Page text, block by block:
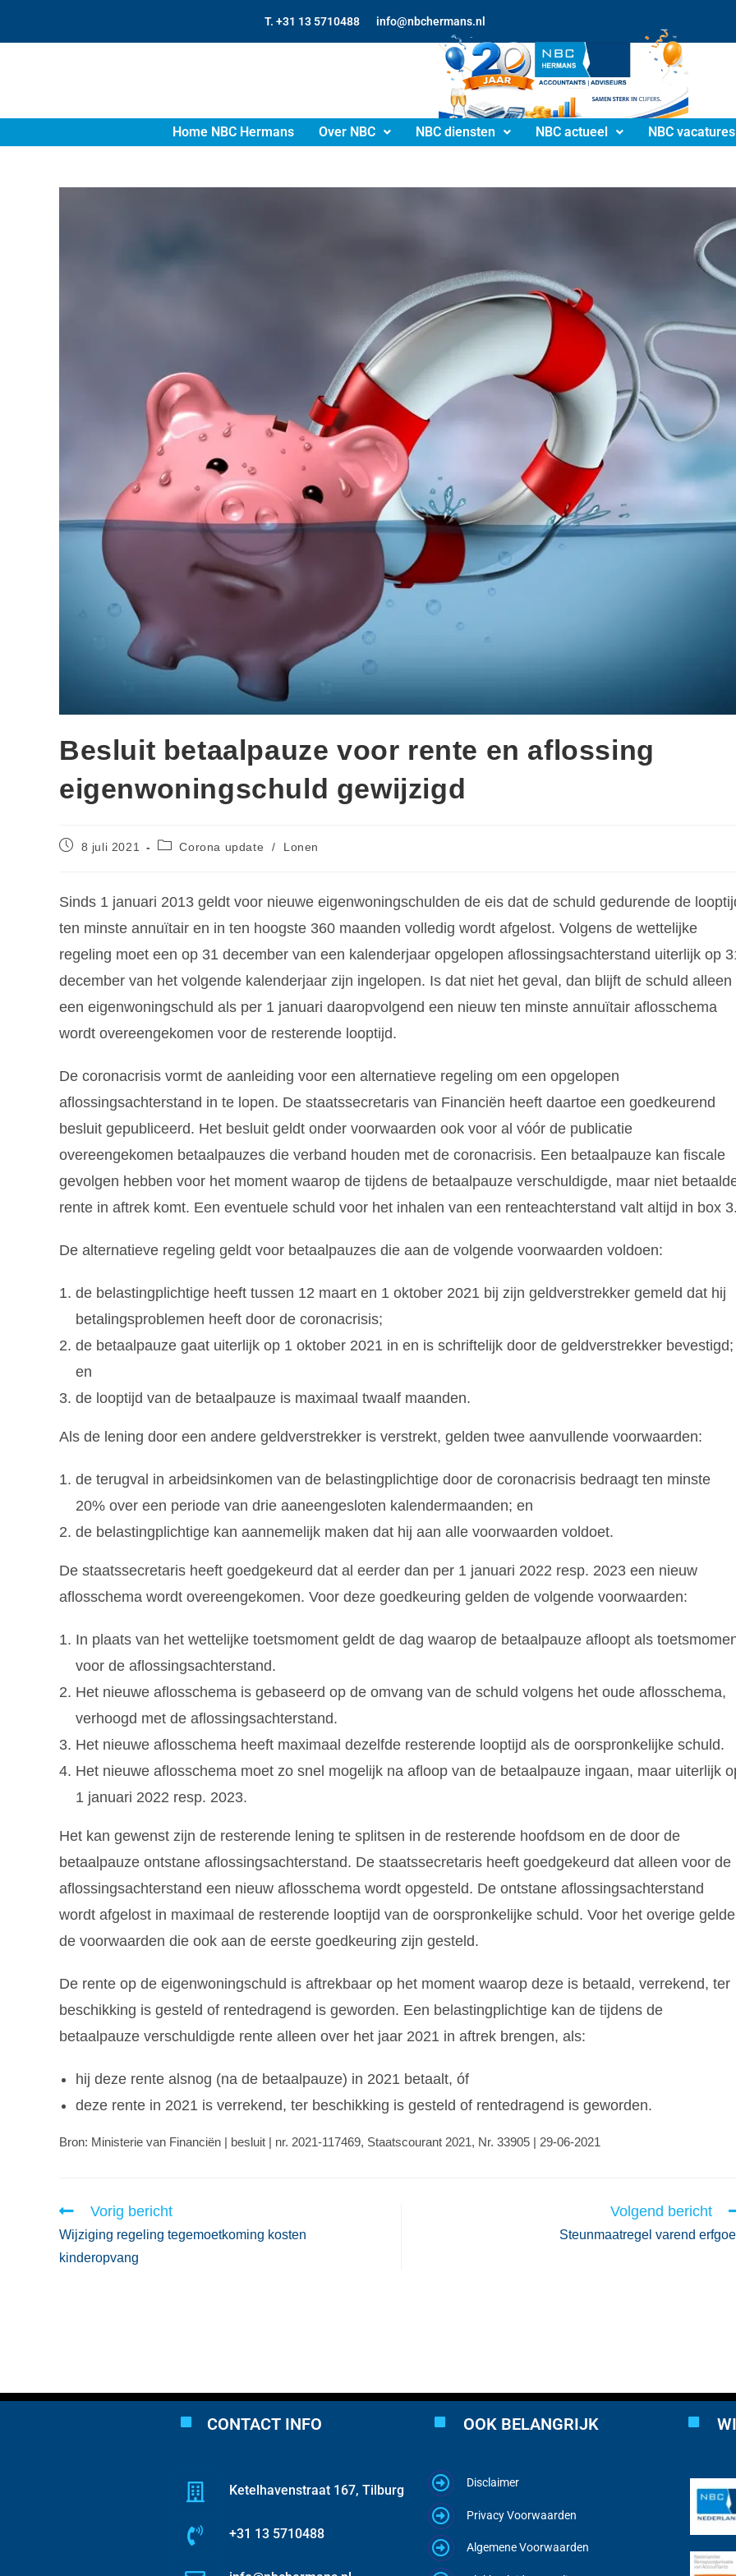
T. +31 13 5710488 info@nbchermans.nl
Home NBC Hermans Over NBC NBC diensten NBC actueel NBC vacatures
Besluit betaalpauze voor rente en aflossing
eigenwoningschuld gewijzigd
8 juli 2021 Corona update / Lonen
Sinds 1 januari 2013 geldt voor nieuwe eigenwoningschulden de eis dat de schuld gedurende de
ten minste annuïtair en in ten hoogste 360 maanden volledig wordt afgelost. Volgens de wettelijke
regeling moet een op 31 december van een kalenderjaar opgelopen aflossingsachterstand uiterlijk op
december van het volgende kalenderjaar zijn ingelopen. Is dat niet het geval, dan blijft de schuld alleen
een eigenwoningschuld als per 1 januari daaropvolgend een nieuw ten minste annuïtair aflosschema
wordt overeengekomen voor de resterende looptijd.
De coronacrisis vormt de aanleiding voor een alternatieve regeling om een opgelopen
aflossingsachterstand in te lopen. De staatssecretaris van Financiën heeft daartoe een goedkeurend
besluit gepubliceerd. Het besluit geldt onder voorwaarden ook voor al vóór de publicatie
overeengekomen betaalpauzes die verband houden met de coronacrisis. Een betaalpauze kan fiscale
gevolgen hebben voor het moment waarop de tijdens de betaalpauze verschuldigde, maar niet
rente in aftrek komt. Een eventuele schuld voor het inhalen van een renteachterstand valt altijd in box
De alternatieve regeling geldt voor betaalpauzes die aan de volgende voorwaarden voldoen:
de belastingplichtige heeft tussen 12 maart en 1 oktober 2021 bij zijn geldverstrekker gemeld dat hij
betalingsproblemen heeft door de coronacrisis;
de betaalpauze gaat uiterlijk op 1 oktober 2021 in en is schriftelijk door de geldverstrekker bevestigd;
en
de looptijd van de betaalpauze is maximaal twaalf maanden.
Als de lening door een andere geldverstrekker is verstrekt, gelden twee aanvullende voorwaarden:
de terugval in arbeidsinkomen van de belastingplichtige door de coronacrisis bedraagt ten minste
20% over een periode van drie aaneengesloten kalendermaanden; en
de belastingplichtige kan aannemelijk maken dat hij aan alle voorwaarden voldoet.
De staatssecretaris heeft goedgekeurd dat al eerder dan per 1 januari 2022 resp. 2023 een nieuw
aflosschema wordt overeengekomen. Voor deze goedkeuring gelden de volgende voorwaarden:
In plaats van het wettelijke toetsmoment geldt de dag waarop de betaalpauze afloopt als
voor de aflossingsachterstand.
Het nieuwe aflosschema is gebaseerd op de omvang van de schuld volgens het oude aflosschema,
verhoogd met de aflossingsachterstand.
Het nieuwe aflosschema heeft maximaal dezelfde resterende looptijd als de oorspronkelijke schuld.
Het nieuwe aflosschema moet zo snel mogelijk na afloop van de betaalpauze ingaan, maar uiterlijk
1 januari 2022 resp. 2023.
Het kan gewenst zijn de resterende lening te splitsen in de resterende hoofdsom en de door de
betaalpauze ontstane aflossingsachterstand. De staatssecretaris heeft goedgekeurd dat alleen voor de
aflossingsachterstand een nieuw aflosschema wordt opgesteld. De ontstane aflossingsachterstand
wordt afgelost in maximaal de resterende looptijd van de oorspronkelijke schuld. Voor het overige
de voorwaarden die ook aan de eerste goedkeuring zijn gesteld.
De rente op de eigenwoningschuld is aftrekbaar op het moment waarop deze is betaald, verrekend, ter
beschikking is gesteld of rentedragend is geworden. Een belastingplichtige kan de tijdens de
betaalpauze verschuldigde rente alleen over het jaar 2021 in aftrek brengen, als:
hij deze rente alsnog (na de betaalpauze) in 2021 betaalt, óf
deze rente in 2021 is verrekend, ter beschikking is gesteld of rentedragend is geworden.
Bron: Ministerie van Financiën | besluit | nr. 2021-117469, Staatscourant 2021, Nr. 33905 | 29-06-2021
Vorig bericht
Wijziging regeling tegemoetkoming kosten
kinderopvang
Volgend bericht
Steunmaatregel varend
CONTACT INFO
Ketelhavenstraat 167, Tilburg
+31 13 5710488
OOK BELANGRIJK
Disclaimer
Privacy Voorwaarden
Algemene Voorwaarden